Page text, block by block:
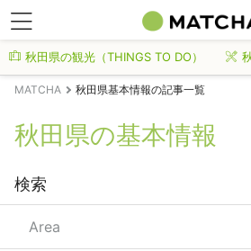
秋田県の観光（THINGS TO DO）
MATCHA 秋田県基本情報の記事一覧
秋田県の基本情報
検索
Area